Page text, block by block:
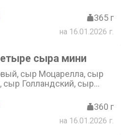
365 г
на 16.01.2026 г.
сыра мини
сыр Моцарелла, сыр
сыр Голландский, сыр
360 г
на 16.01.2026 г.